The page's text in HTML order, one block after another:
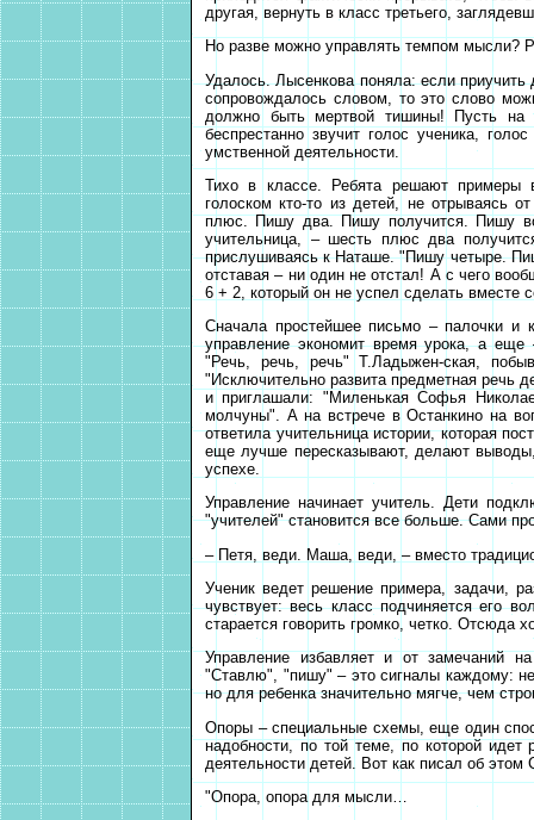
другая, вернуть в класс третьего,
Но разве можно управлять темпом мысли?
Удалось. Лысенкова поняла: если
сопровождалось словом, то это слово
должно быть мертвой тишины! Пусть на
беспрестанно звучит голос ученика,
умственной деятельности.
Тихо в классе. Ребята решают примеры
голоском кто-то из детей, не отрываясь
плюс. Пишу два. Пишу получится. Пишу
учительница, – шесть плюс два
прислушиваясь к Наташе. "Пишу четыре.
отставая – ни один не отстал! А с чего
6 + 2, который он не успел сделать вместе
Сначала простейшее письмо – палочки и
управление экономит время урока, а
"Речь, речь, речь" Т.Ладыжен-ская,
"Исключительно развита предметная речь
и приглашали: "Миленькая Софья
молчуны". А на встрече в Останкино на
ответила учительница истории, которая
еще лучше пересказывают, делают
успехе.
Управление начинает учитель. Дети
"учителей" становится все больше. Сами
– Петя, веди. Маша, веди, – вместо
Ученик ведет решение примера, задачи,
чувствует: весь класс подчиняется его
старается говорить громко, четко. Отсюда
Управление избавляет и от замечаний
"Ставлю", "пишу" – это сигналы каждому:
но для ребенка значительно мягче, чем
Опоры – специальные схемы, еще один
надобности, по той теме, по которой идет
деятельности детей. Вот как писал об этом
"Опора, опора для мысли…